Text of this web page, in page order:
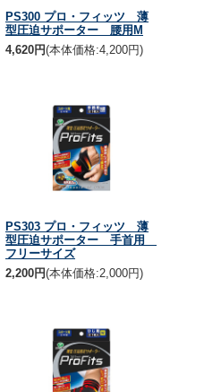
PS300 プロ・フィッツ 薄
型圧迫サポーター 腰用M
4,620円(本体価格:4,200円)
PS303 プロ・フィッツ 薄
型圧迫サポーター 手首用
フリーサイズ
2,200円(本体価格:2,000円)